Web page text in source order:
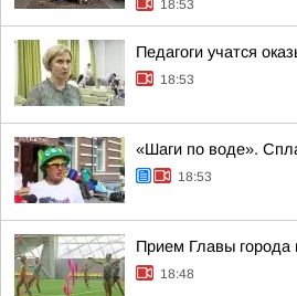
18:53
Педагоги учатся
18:53
«Шаги по воде».
18:53
Прием Главы города
18:48